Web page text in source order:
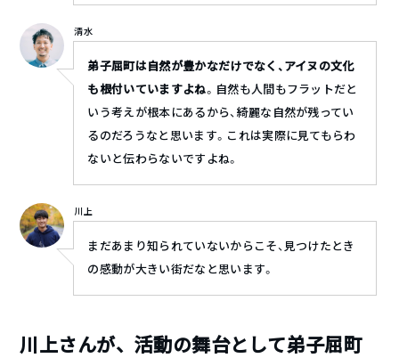
清水
弟子屈町は自然が豊かなだけでなく、アイヌの文化
も根付いていますよね。自然も人間もフラットだと
いう考えが根本にあるから、綺麗な自然が残ってい
るのだろうなと思います。これは実際に見てもらわ
ないと伝わらないですよね。
川上
まだあまり知られていないからこそ、見つけたとき
の感動が大きい街だなと思います。
川上さんが、活動の舞台として弟子屈町